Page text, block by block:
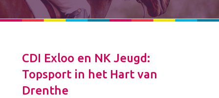
CDI Exloo en NK Jeugd:
Topsport in het Hart van
Drenthe